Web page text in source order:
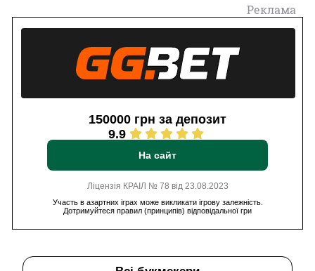
Реклама
150000 грн за депозит
9.9
На сайт
Ліцензія КРАІЛ № 78 від 23.08.2023
Участь в азартних іграх може викликати ігрову залежність.
Дотримуйтеся правил (принципів) відповідальної гри